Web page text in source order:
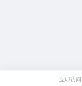
立即访问